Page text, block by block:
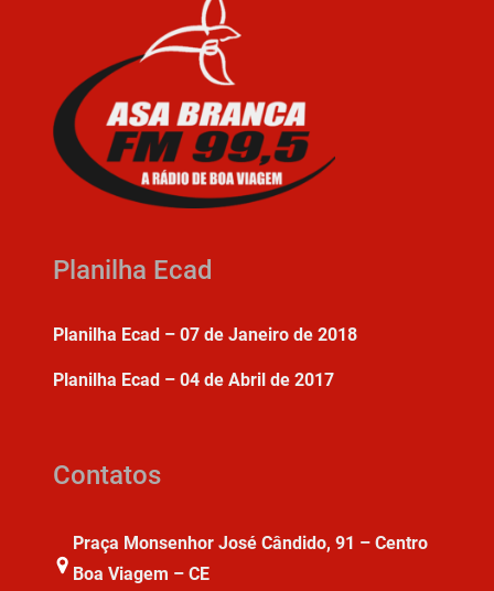
Planilha Ecad
Planilha Ecad – 07 de Janeiro de 2018
Planilha Ecad – 04 de Abril de 2017
Contatos
Praça Monsenhor José Cândido, 91 – Centro
Boa Viagem – CE